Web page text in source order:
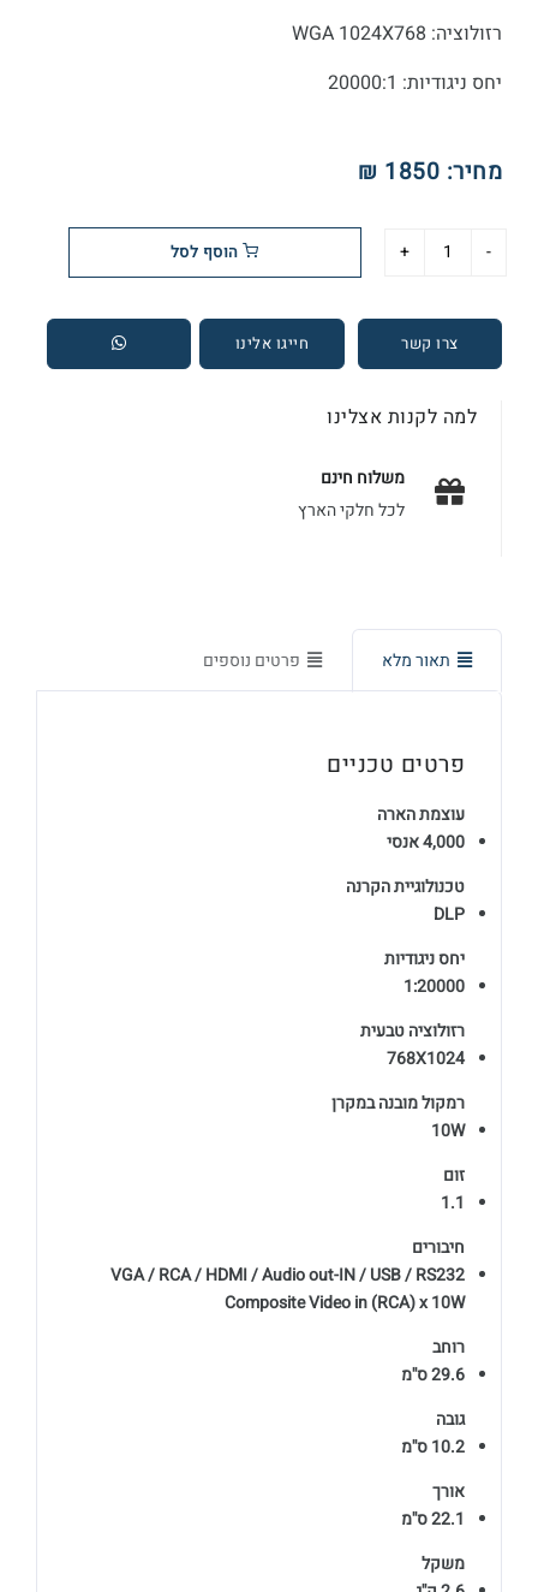
רזולוציה: WGA 1024X768
יחס ניגודיות: 20000:1
מחיר: 1850 ₪
הוסף לסל
צרו קשר חייגו אלינו
למה לקנות אצלינו
משלוח חינם
לכל חלקי הארץ
אחריות מורחבתתאור מלא פרטים נוספים
פרטים טכניים
עוצמת הארה
4,000 אנסי
טכנולוגיית הקרנה
DLP
יחס ניגודיות
1:20000
רזולוציה טבעית
768X1024
רמקול מובנה במקרן
10W
זום
1.1
חיבורים
VGA / RCA / HDMI / Audio out-IN / USB / RS232
Composite Video in (RCA) x 10W
רוחב
29.6 ס''מ
גובה
10.2 ס''מ
אורך
22.1 ס''מ
משקל